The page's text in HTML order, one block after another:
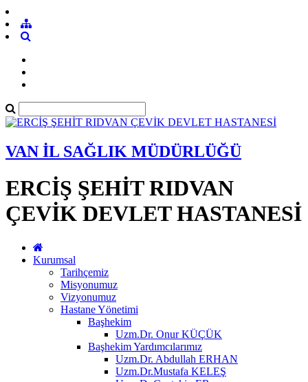
VAN İL SAĞLIK MÜDÜRLÜĞÜ
ERCİŞ ŞEHİT RIDVAN
ÇEVİK DEVLET HASTANESİ
Kurumsal
Tarihçemiz
Misyonumuz
Vizyonumuz
Hastane Yönetimi
Başhekim
Uzm.Dr. Onur KÜÇÜK
Başhekim Yardımcılarımız
Uzm.Dr. Abdullah ERHAN
Uzm.Dr.Mustafa KELEŞ